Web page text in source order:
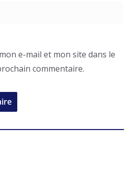
e-mail et mon site dans le
commentaire.